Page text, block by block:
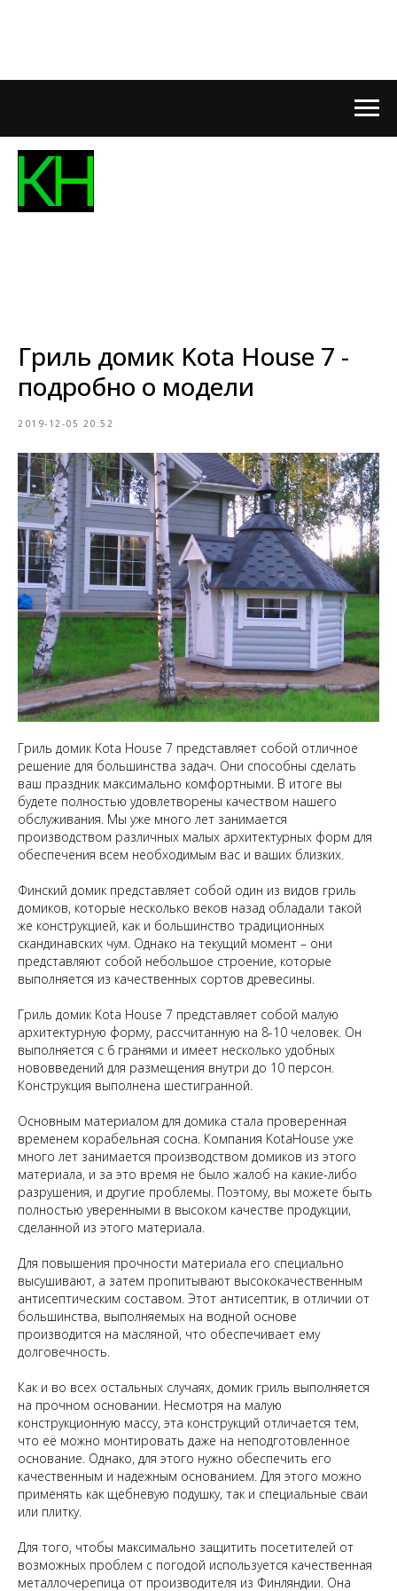
Гриль домик Kota House 7 -
подробно о модели
2019-12-05 20:52
Гриль домик Kota House 7 представляет собой отличное
решение для большинства задач. Они способны сделать
ваш праздник максимально комфортными. В итоге вы
будете полностью удовлетворены качеством нашего
обслуживания. Мы уже много лет занимается
производством различных малых архитектурных форм для
обеспечения всем необходимым вас и ваших близких.
Финский домик представляет собой один из видов гриль
домиков, которые несколько веков назад обладали такой
же конструкцией, как и большинство традиционных
скандинавских чум. Однако на текущий момент – они
представляют собой небольшое строение, которые
выполняется из качественных сортов древесины.
Гриль домик Kota House 7 представляет собой малую
архитектурную форму, рассчитанную на 8-10 человек. Он
выполняется с 6 гранями и имеет несколько удобных
нововведений для размещения внутри до 10 персон.
Конструкция выполнена шестигранной.
Основным материалом для домика стала проверенная
временем корабельная сосна. Компания KotaHouse уже
много лет занимается производством домиков из этого
материала, и за это время не было жалоб на какие-либо
разрушения, и другие проблемы. Поэтому, вы можете быть
полностью уверенными в высоком качестве продукции,
сделанной из этого материала.
Для повышения прочности материала его специально
высушивают, а затем пропитывают высококачественным
антисептическим составом. Этот антисептик, в отличии от
большинства, выполняемых на водной основе
производится на масляной, что обеспечивает ему
долговечность.
Как и во всех остальных случаях, домик гриль выполняется
на прочном основании. Несмотря на малую
конструкционную массу, эта конструкций отличается тем,
что её можно монтировать даже на неподготовленное
основание. Однако, для этого нужно обеспечить его
качественным и надежным основанием. Для этого можно
применять как щебневую подушку, так и специальные сваи
или плитку.
Для того, чтобы максимально защитить посетителей от
возможных проблем с погодой используется качественная
металлочерепица от производителя из Финляндии. Она